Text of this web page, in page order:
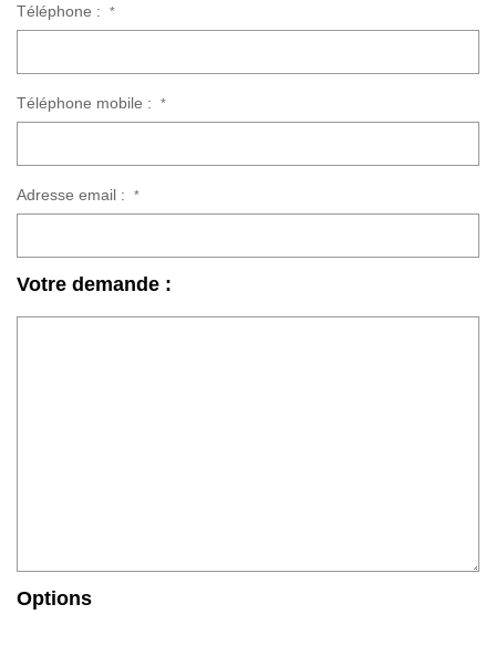
Téléphone : *
Téléphone mobile : *
Adresse email : *
Votre demande :
Options